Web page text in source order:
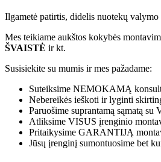
Ilgametė patirtis, didelis nuotekų
Mes teikiame aukštos kokybės
ŠVAISTĖ ir kt.
Susisiekite su mumis ir mes pažadame:
Suteiksime NEMOKAMĄ
Nebereikės ieškoti ir lyginti
Paruošime suprantamą sąmatą su
Atliksime VISUS įrenginio
Pritaikysime GARANTIJĄ
Jūsų įrenginį sumontuosime bet